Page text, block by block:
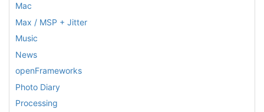
Mac
Max / MSP + Jitter
Music
News
openFrameworks
Photo Diary
Processing